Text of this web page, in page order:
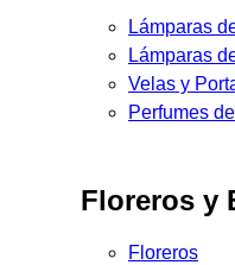
Lámparas
Lámparas
Velas y
Perfumes
Floreros y
Floreros